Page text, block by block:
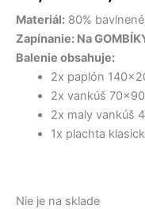
bola:
33,50
Materiál: 80%
Zapínanie: Na
Balenie obsahuje:
2x paplón
2x vankúš 70×90
2x maly vankúš
1x plachta
Nie je na sklade